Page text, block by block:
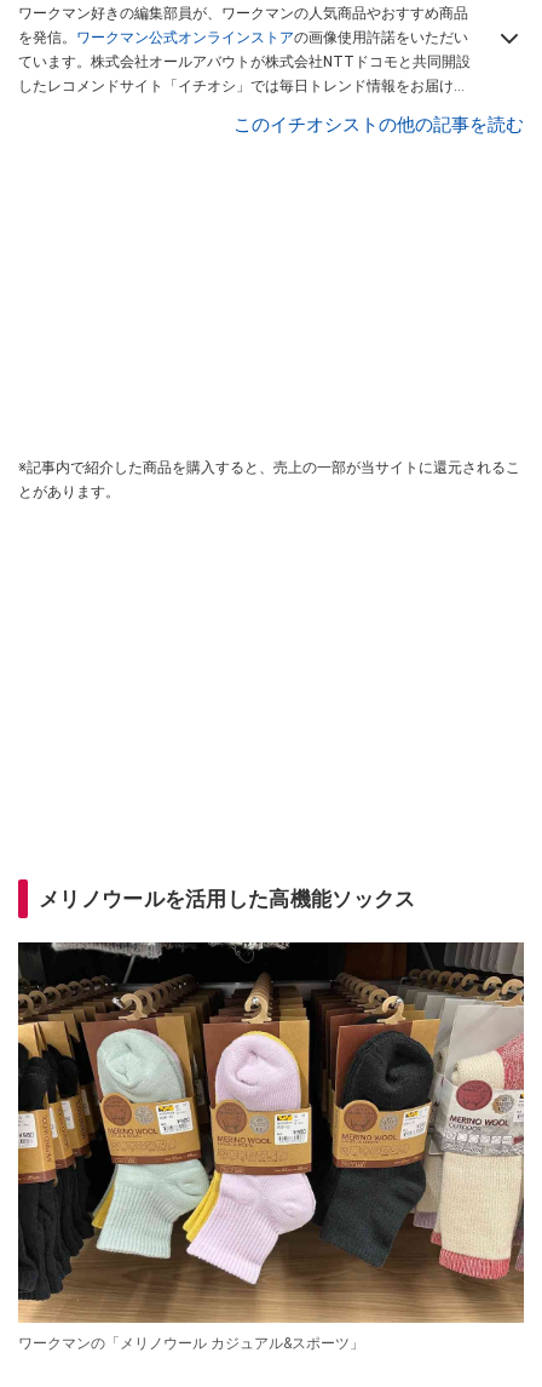
ワークマン好きの編集部員が、ワークマンの人気商品やおすすめ商品
を発信。 ワークマン公式オンラインストアの画像使用許諾をいただい
ています。株式会社オールアバウトが株式会社NTTドコモと共同開設
したレコメンドサイト「イチオシ」では毎日トレンド情報をお届け。
このイチオシストの他の記事を読む
※記事内で紹介した商品を購入すると、売上の一部が当サイトに還元されるこ
とがあります。
メリノウールを活用した高機能ソックス
ワークマンの「メリノウール カジュアル&スポーツ」